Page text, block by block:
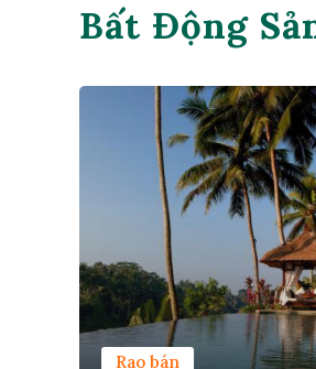
Bất Động
Rao bán